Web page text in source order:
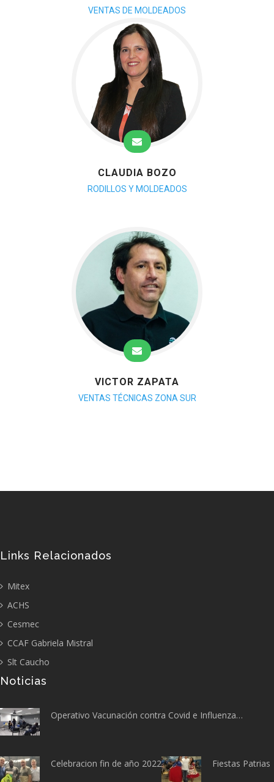
VENTAS DE MOLDEADOS
CLAUDIA BOZO
RODILLOS Y MOLDEADOS
VICTOR ZAPATA
VENTAS TÉCNICAS ZONA SUR
Links Relacionados
Mitex
ACHS
Cesmec
CCAF Gabriela Mistral
Slt Caucho
Noticias
Operativo Vacunación contra Covid e Influenza…
Celebracion fin de año 2022 Fiestas Patrias